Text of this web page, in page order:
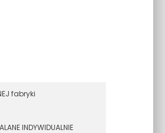
fabryki
INDYWIDUALNIE